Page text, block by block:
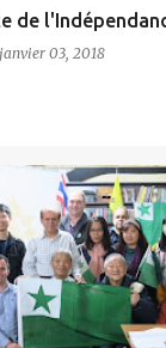
de
janvier 03, 2018